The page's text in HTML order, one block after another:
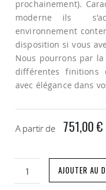
prochainement).
moderne ils
environnement
disposition si vous
Nous pourrons par
différentes finitions
avec élégance dans
A partir de 751,00 €
AJOUTER AU